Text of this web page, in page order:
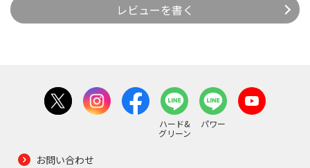
レビューを書く
ハード&
グリーン
パワー
お問い合わせ